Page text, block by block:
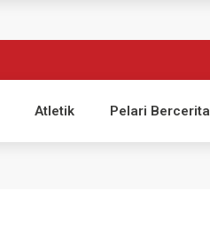
Atletik Pelari Bercerita